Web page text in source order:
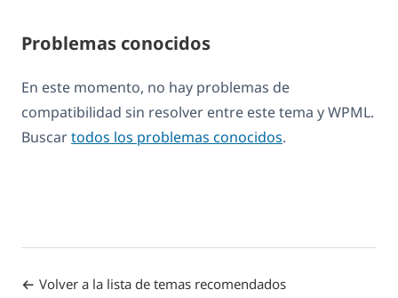
Problemas conocidos
En este momento, no hay problemas de
compatibilidad sin resolver entre este tema y WPML.
Buscartodos los problemas conocidos.
Volver a la lista de temas recomendados